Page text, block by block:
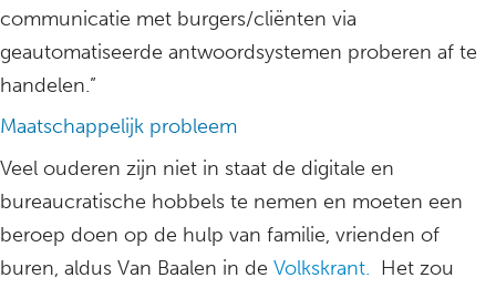
communicatie met burgers/cliënten via
geautomatiseerde antwoordsystemen proberen af te
handelen.”
Maatschappelijk probleem
Veel ouderen zijn niet in staat de digitale en
bureaucratische hobbels te nemen en moeten een
beroep doen op de hulp van familie, vrienden of
buren, aldus Van Baalen in de Volkskrant. Het zou